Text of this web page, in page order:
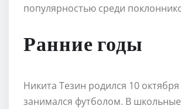
популярностью среди
Ранние годы
Никита Тезин родился 10
занимался футболом. В